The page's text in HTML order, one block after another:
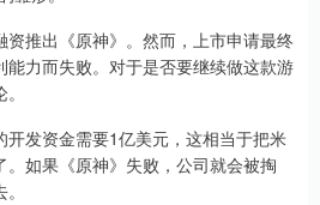
推出《原神》。然而，上市申请最终
能力而失败。对于是否要继续做这款游
发资金需要1亿美元，这相当于把米
如果《原神》失败，公司就会被掏